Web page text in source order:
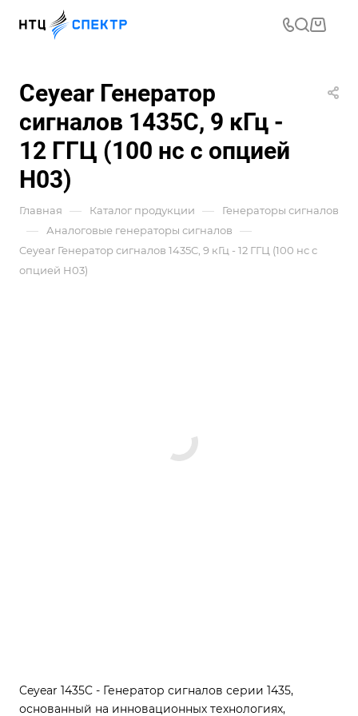
Ceyear Генератор
сигналов 1435C, 9 кГц -
12 ГГЦ (100 нс с опцией
H03)
Главная — Каталог продукции — Генераторы сигналов
— Аналоговые генераторы сигналов —
Ceyear Генератор сигналов 1435C, 9 кГц - 12 ГГЦ (100 нс с
опцией H03)
Ceyear 1435C - Генератор сигналов серии 1435,
основанный на инновационных технологиях,